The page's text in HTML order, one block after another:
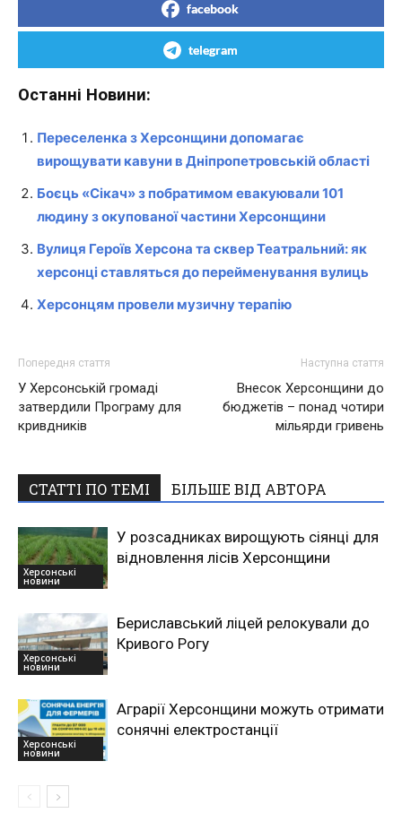
facebook
telegram
Останні Новини:
Переселенка з Херсонщини допомагає
вирощувати кавуни в Дніпропетровській області
Боєць «Сікач» з побратимом евакуювали 101
людину з окупованої частини Херсонщини
Вулиця Героїв Херсона та сквер Театральний: як
херсонці ставляться до перейменування вулиць
Херсонцям провели музичну терапію
Попередня стаття
У Херсонській громаді
затвердили Програму для
кривдників
Наступна стаття
Внесок Херсонщини до
бюджетів – понад чотири
мільярди гривень
СТАТТІ ПО ТЕМІ БІЛЬШЕ ВІД АВТОРА
Херсонські
новини
У розсадниках вирощують сіянці для
відновлення лісів Херсонщини
Херсонські
новини
Бериславський ліцей релокували до
Кривого Рогу
Херсонські
новини
Аграрії Херсонщини можуть отримати
сонячні електростанції